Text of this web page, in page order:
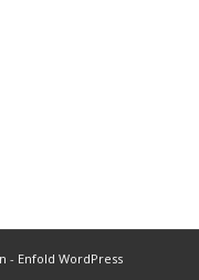
- Enfold WordPress